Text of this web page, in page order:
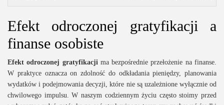
Efekt odroczonej gratyfikacji a
finanse osobiste
Efekt odroczonej gratyfikacjima bezpośrednie przełożenie na finanse.
W praktyce oznacza on zdolność do odkładania pieniędzy, planowania
wydatków i podejmowania decyzji, które nie są uzależnione wyłącznie od
chwilowego impulsu. W naszym codziennym życiu często stoimy przed